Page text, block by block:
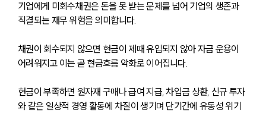
기업에게 미회수채권은 돈을 못 받는 문제를 넘어 기업의 생존과
직결되는 재무 위험을 의미합니다.
채권이 회수되지 않으면 현금이 제때 유입되지 않아 자금 운용이
어려워지고 이는 곧 현금흐름 악화로 이어집니다.
현금이 부족하면 원자재 구매나 급여 지급, 차입금 상환, 신규 투자
와 같은 일상적 경영 활동에 차질이 생기며 단기간에 유동성 위기